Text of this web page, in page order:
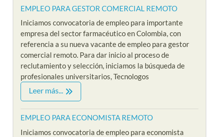
EMPLEO PARA GESTOR COMERCIAL REMOTO
Iniciamos convocatoria de empleo para importante
empresa del sector farmacéutico en Colombia, con
referencia a su nueva vacante de empleo para gestor
comercial remoto. Para dar inicio al proceso de
reclutamiento y selección, iniciamos la búsqueda de
profesionales universitarios, Tecnologos
Leer más...
EMPLEO PARA ECONOMISTA REMOTO
Iniciamos convocatoria de empleo para economista